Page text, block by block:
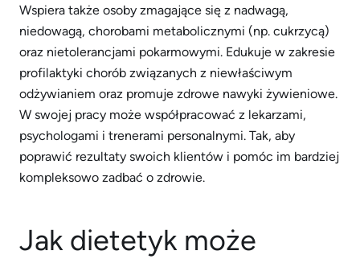
Wspiera także osoby zmagające się z nadwagą,
niedowagą, chorobami metabolicznymi (np. cukrzycą)
oraz nietolerancjami pokarmowymi. Edukuje w zakresie
profilaktyki chorób związanych z niewłaściwym
odżywianiem oraz promuje zdrowe nawyki żywieniowe.
W swojej pracy może współpracować z lekarzami,
psychologami i trenerami personalnymi. Tak, aby
poprawić rezultaty swoich klientów i pomóc im bardziej
kompleksowo zadbać o zdrowie.
Jak dietetyk może